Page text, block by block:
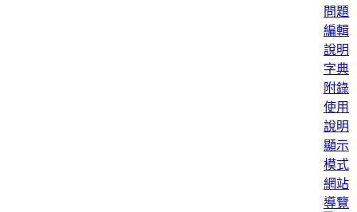
問題
編輯
說明
字典
附錄
使用
說明
顯示
模式
網站
導覽